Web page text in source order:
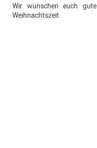
Wir wünschen euch
Weihnachtszeit.